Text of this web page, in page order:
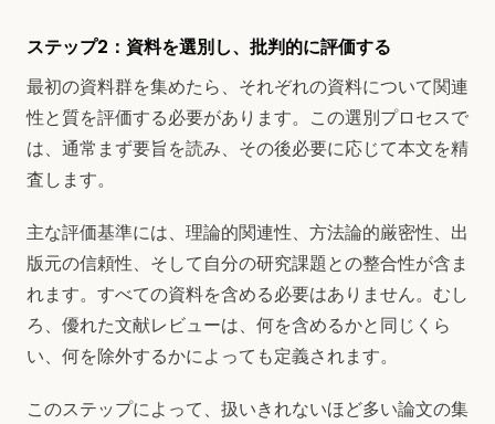
ステップ2：資料を選別し、批判的に評価する
最初の資料群を集めたら、それぞれの資料について関連
性と質を評価する必要があります。この選別プロセスで
は、通常まず要旨を読み、その後必要に応じて本文を精
査します。
主な評価基準には、理論的関連性、方法論的厳密性、出
版元の信頼性、そして自分の研究課題との整合性が含ま
れます。すべての資料を含める必要はありません。むし
ろ、優れた文献レビューは、何を含めるかと同じくら
い、何を除外するかによっても定義されます。
このステップによって、扱いきれないほど多い論文の集